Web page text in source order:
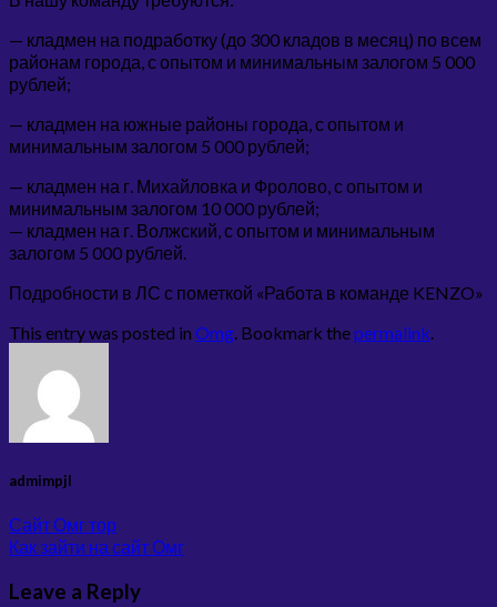
— кладмен на подработку (до 300 кладов в месяц) по всем
районам города, с опытом и минимальным залогом 5 000
рублей;
— кладмен на южные районы города, с опытом и
минимальным залогом 5 000 рублей;
— кладмен на г. Михайловка и Фролово, с опытом и
минимальным залогом 10 000 рублей;
— кладмен на г. Волжский, с опытом и минимальным
залогом 5 000 рублей.
Подробности в ЛС с пометкой «Работа в команде KENZO»
This entry was posted in Omg. Bookmark thepermalink.
admimpjl
Сайт Омг тор
Как зайти на сайт Омг
Leave a Reply